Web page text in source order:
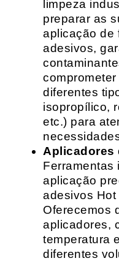
limpeza
preparar as
aplicação de
adesivos,
diferentes
isopropílico,
etc.) para
Aplicadores
Ferramentas
aplicação
adesivos Hot
Oferecemos
aplicadores,
temperatura
diferentes